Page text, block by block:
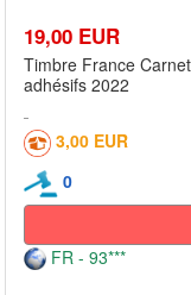
19,00 EUR
Timbre France
adhésifs 2022
3,00 EUR
0
FR - 93***